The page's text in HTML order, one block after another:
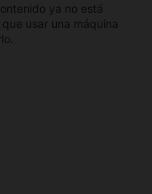
ya no está
usar una máquina